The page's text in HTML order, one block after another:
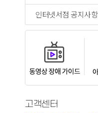
인터넷서점 공지사항
고객센터